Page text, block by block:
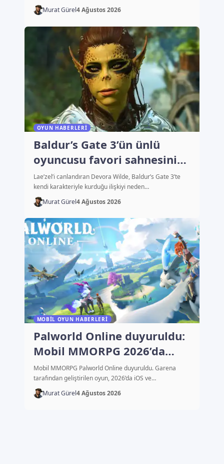
Murat Gürel4 Ağustos 2026
OYUN HABERLERI
Baldur’s Gate 3’ün ünlü
oyuncusu favori sahnesini
açıkladı
Lae’zel’i canlandıran Devora Wilde, Baldur’s Gate 3’te
kendi karakteriyle kurduğu ilişkiyi neden…
Murat Gürel4 Ağustos 2026
MOBIL OYUN HABERLERI
Palworld Online duyuruldu:
Mobil MMORPG 2026’da
çıkacak
Mobil MMORPG Palworld Online duyuruldu. Garena
tarafından geliştirilen oyun, 2026’da iOS ve…
Murat Gürel4 Ağustos 2026